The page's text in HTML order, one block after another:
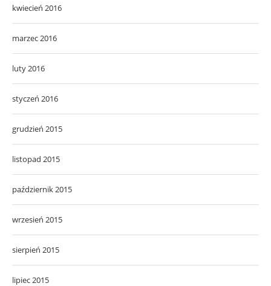
kwiecień 2016
marzec 2016
luty 2016
styczeń 2016
grudzień 2015
listopad 2015
październik 2015
wrzesień 2015
sierpień 2015
lipiec 2015